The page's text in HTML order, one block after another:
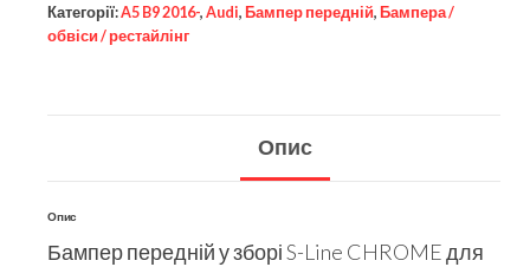
Категорії:A5 B9 2016-, Audi, Бампер передній, Бампера /
обвіси / рестайлінг
Опис
Опис
Бампер передній у зборі S-Line CHROME для